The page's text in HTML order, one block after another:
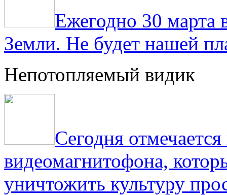
Ежегодно 30 марта
Земли. Не будет нашей
Непотопляемый видик
Сегодня
видеомагнитофона,
уничтожить культуру